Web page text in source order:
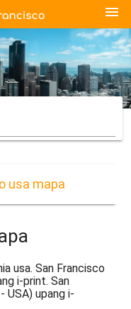
menu
usa mapa
usa. San Francisco
i-print. San
USA) upang i-